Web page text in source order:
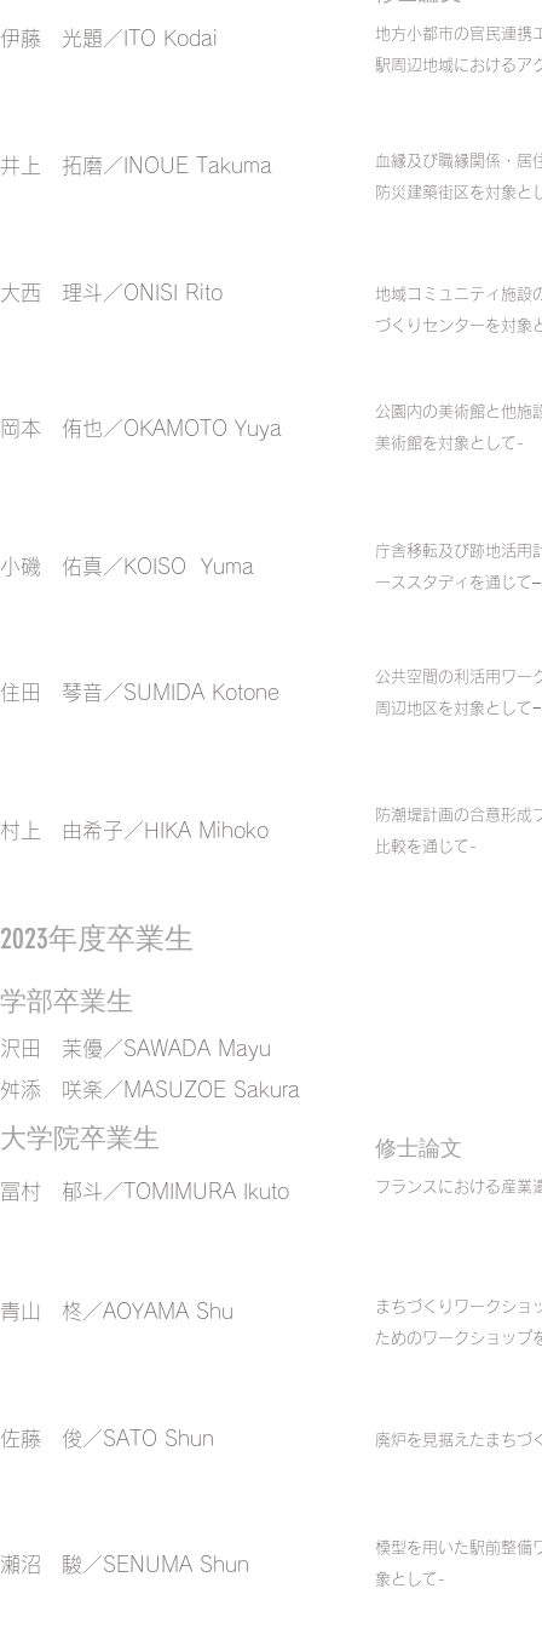
伊藤 光題／ITO Kodai
地方小都市の官民連携
駅周辺地域におけるア
井上 拓磨／INOUE Takuma
血縁及び職縁関係・
防災建築街区を対象と
大西 理斗／ONISI Rito
地域コミュニティ施設
づくりセンターを対象
岡本 侑也／OKAMOTO Yuya
公園内の美術館と他施
美術館を対象として-
小磯 佑真／KOISO Yuma
庁舎移転及び跡地活用
ーススタディを通じて–
住田 琴音／SUMIDA Kotone
公共空間の利活用ワー
周辺地区を対象として−
村上 由希子／HIKA Mihoko
防潮堤計画の合意形成
比較を通じて-
2023年度卒業生
学部卒業生
​沢田 茉優／SAWADA Mayu
​舛添 咲楽／MASUZOE Sakura
大学院卒業生
​冨村 郁斗／TOMIMURA Ikuto フランスにおける産
​修士論文
​青山 柊／AOYAMA Shu
まちづくりワークシ
ためのワークショップ
佐藤 俊／SATO Shun 廃炉を見据えたまち
瀬沼 駿／SENUMA Shun
模型を用いた駅前整備
象として-